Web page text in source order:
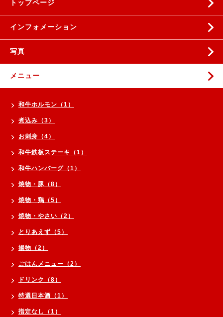
トップページ
インフォメーション
写真
メニュー
和牛ホルモン（1）
煮込み（3）
お刺身（4）
和牛鉄板ステーキ（1）
和牛ハンバーグ（1）
焼物・豚（8）
焼物・鶏（5）
焼物・やさい（2）
とりあえず（5）
揚物（2）
ごはんメニュー（2）
ドリンク（8）
特選日本酒（1）
指定なし（1）